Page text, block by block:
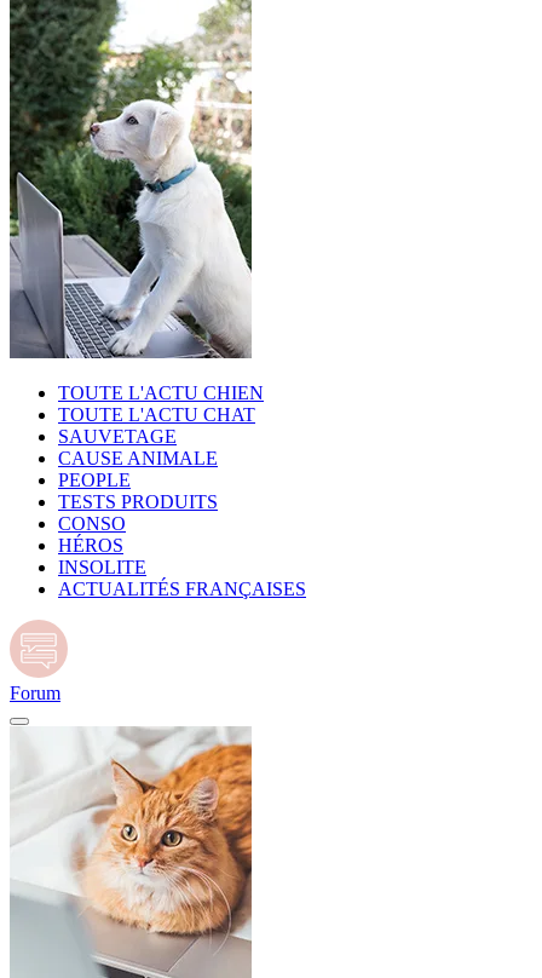
TOUTE L'ACTU CHIEN
TOUTE L'ACTU CHAT
SAUVETAGE
CAUSE ANIMALE
PEOPLE
TESTS PRODUITS
CONSO
HÉROS
INSOLITE
ACTUALITÉS FRANÇAISES
Forum